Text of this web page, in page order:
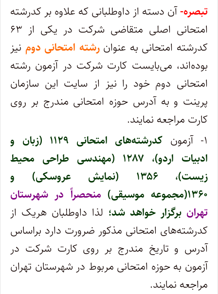
تبصره-آن دسته از داوطلبانی که علاوه بر کدرشته
امتحانی اصلی متقاضی شرکت در یکی از ۶۳
کدرشته امتحانی به عنوانرشته امتحانی دوم نیز
بوده‌اند، می‌بایست کارت شرکت در آزمون رشته
امتحانی دوم خود را نیز از سایت این سازمان
پرینت و به آدرس حوزه امتحانی مندرج بر روی
کارت مراجعه نمایند.
۱- آزمون‌
کدرشته‌‌های امتحانی ۱۱۲۹ (زبان و
ادبیات اردو)، ۱۲۸۷ (مهندسی طراحی محیط
زیست)، ۱۳۵۶ (نمایش عروسکی) و
۱۳۶۰(مجموعه موسیقی‌)
منحصراً در شهرستان
تهران‌ برگزار خواهد شد؛ لذا داوطلبان‌ هریک از
کد‌رشته‌های امتحانی مذکور ضرورت‌ دارد براساس‌
آدرس و تاریخ مندرج بر روی کارت شرکت در
آزمون به حوزه امتحانی مربوط در شهرستان تهران
مراجعه نمایند.